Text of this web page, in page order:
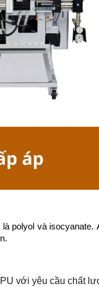
polyol và isocyanate.
với yêu cầu chất